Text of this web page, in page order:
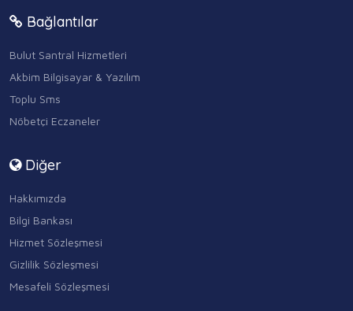
Bağlantılar
Bulut Santral Hizmetleri
Akbim Bilgisayar & Yazılım
Toplu Sms
Nöbetçi Eczaneler
Diğer
Hakkımızda
Bilgi Bankası
Hizmet Sözleşmesi
Gizlilik Sözleşmesi
Mesafeli Sözleşmesi